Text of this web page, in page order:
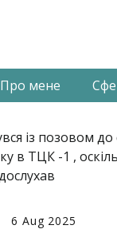
Про мене
6 Aug 2025